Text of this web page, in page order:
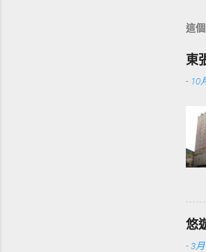
這
東
- 10
悠
-3月